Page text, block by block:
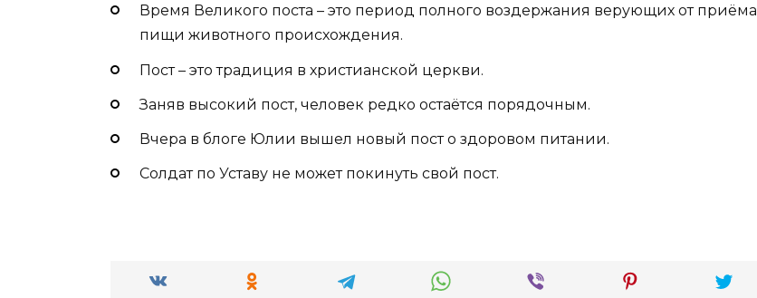
Время Великого поста – это период полного воздержания верующих от приёма
пищи животного происхождения.
Пост – это традиция в христианской церкви.
Заняв высокий пост, человек редко остаётся порядочным.
Вчера в блоге Юлии вышел новый пост о здоровом питании.
Солдат по Уставу не может покинуть свой пост.